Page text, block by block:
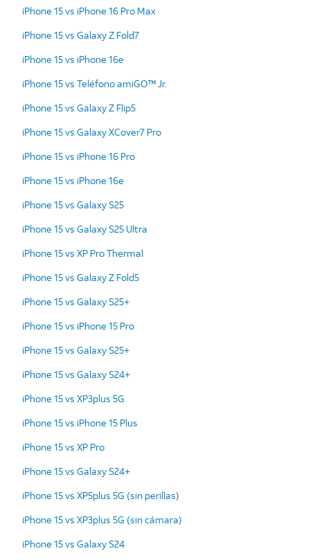
iPhone 15 vs iPhone 16 Pro Max
iPhone 15 vs Galaxy Z Fold7
iPhone 15 vs iPhone 16e
iPhone 15 vs Teléfono amiGO™ Jr.
iPhone 15 vs Galaxy Z Flip5
iPhone 15 vs Galaxy XCover7 Pro
iPhone 15 vs iPhone 16 Pro
iPhone 15 vs iPhone 16e
iPhone 15 vs Galaxy S25
iPhone 15 vs Galaxy S25 Ultra
iPhone 15 vs XP Pro Thermal
iPhone 15 vs Galaxy Z Fold5
iPhone 15 vs Galaxy S25+
iPhone 15 vs iPhone 15 Pro
iPhone 15 vs Galaxy S25+
iPhone 15 vs Galaxy S24+
iPhone 15 vs XP3plus 5G
iPhone 15 vs iPhone 15 Plus
iPhone 15 vs XP Pro
iPhone 15 vs Galaxy S24+
iPhone 15 vs XP5plus 5G (sin perillas)
iPhone 15 vs XP3plus 5G (sin cámara)
iPhone 15 vs Galaxy S24